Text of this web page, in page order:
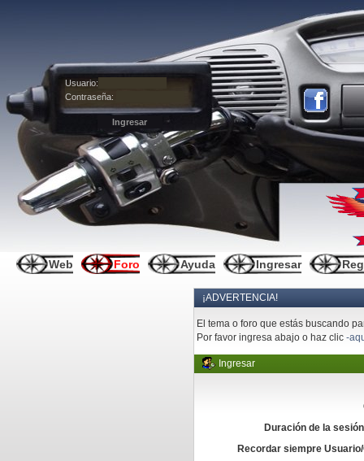
Usuario:
Contraseña:
Web Foro Ayuda Ingresar
¡ADVERTENCIA!
El tema o foro que estás buscando
Por favor ingresa abajo o haz clic-
Ingresar
Duración de la
Recordar siempre